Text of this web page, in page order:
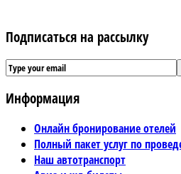
Подписаться на рассылку
Информация
Онлайн бронирование отелей
Полный пакет услуг по
Наш автотранспорт